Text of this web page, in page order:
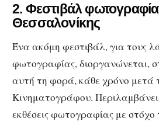
2. Φεστιβάλ
Θεσσαλονίκης
Ένα ακόμη φεστιβάλ, για τους
φωτογραφίας, διοργανώνεται,
αυτή τη φορά, κάθε χρόνο μετά
Κινηματογράφου.
εκθέσεις φωτογραφίας με στόχο